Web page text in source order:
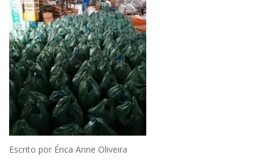
Escrito por Érica Anne Oliveira